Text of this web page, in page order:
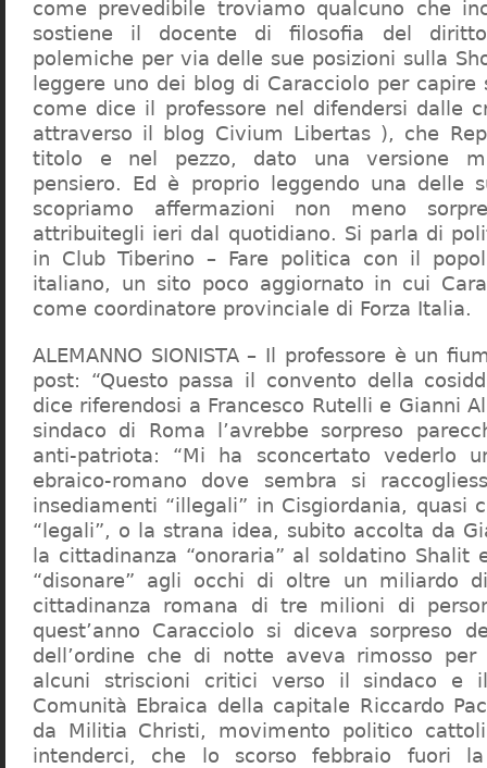
come prevedibile troviamo qualcuno che
sostiene il docente di filosofia del
polemiche per via delle sue posizioni sulla
leggere uno dei blog di Caracciolo per
come dice il professore nel difendersi dalle
attraverso il blog Civium Libertas ), che
titolo e nel pezzo, dato una versione
pensiero. Ed è proprio leggendo una delle
scopriamo affermazioni non meno
attribuitegli ieri dal quotidiano. Si parla di
in Club Tiberino – Fare politica con il
italiano, un sito poco aggiornato in cui
come coordinatore provinciale di Forza Italia.
ALEMANNO SIONISTA – Il professore è un
post: “Questo passa il convento della
dice riferendosi a Francesco Rutelli e Gianni
sindaco di Roma l’avrebbe sorpreso
anti-patriota: “Mi ha sconcertato vederlo
ebraico-romano dove sembra si
insediamenti “illegali” in Cisgiordania, quasi
“legali”, o la strana idea, subito accolta da
la cittadinanza “onoraria” al soldatino Shalit
“disonare” agli occhi di oltre un miliardo
cittadinanza romana di tre milioni di
quest’anno Caracciolo si diceva sorpreso
dell’ordine che di notte aveva rimosso
alcuni striscioni critici verso il sindaco e
Comunità Ebraica della capitale Riccardo
da Militia Christi, movimento politico
intenderci, che lo scorso febbraio fuori